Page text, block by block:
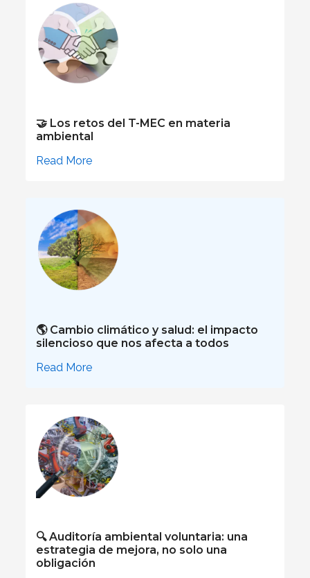
🤝 Los retos del T-MEC en materia
ambiental
Read More
🌎 Cambio climático y salud: el impacto
silencioso que nos afecta a todos
Read More
🔍 Auditoría ambiental voluntaria: una
estrategia de mejora, no solo una
obligación